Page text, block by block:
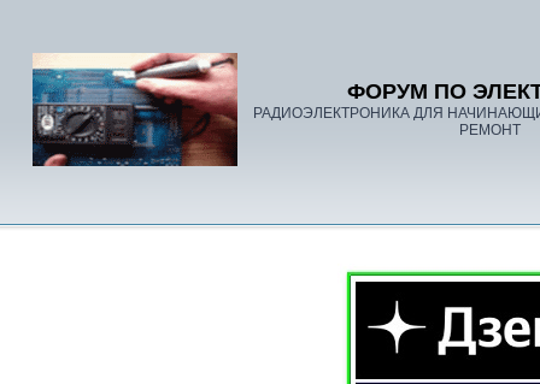
ФОРУМ ПО
РАДИОЭЛЕКТРОНИКА ДЛЯ
РЕМОНТ